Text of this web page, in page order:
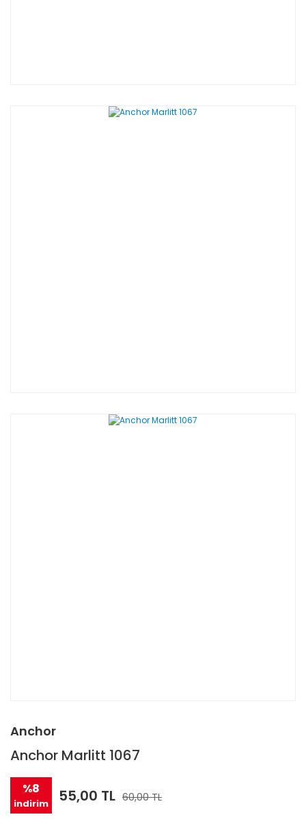
Anchor
Anchor Marlitt 1067
%8
indirim 55,00 TL 60,00 TL